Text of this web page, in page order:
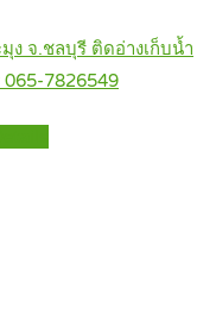
ง จ.ชลบุรี ติดอ่างเก็บน้ำ
065-7826549